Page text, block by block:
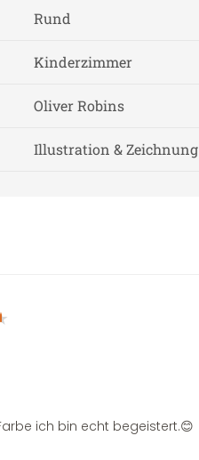
Rund
Kinderzimmer
Oliver Robins
Illustration & Zeichnung
ich bin echt begeistert.😊